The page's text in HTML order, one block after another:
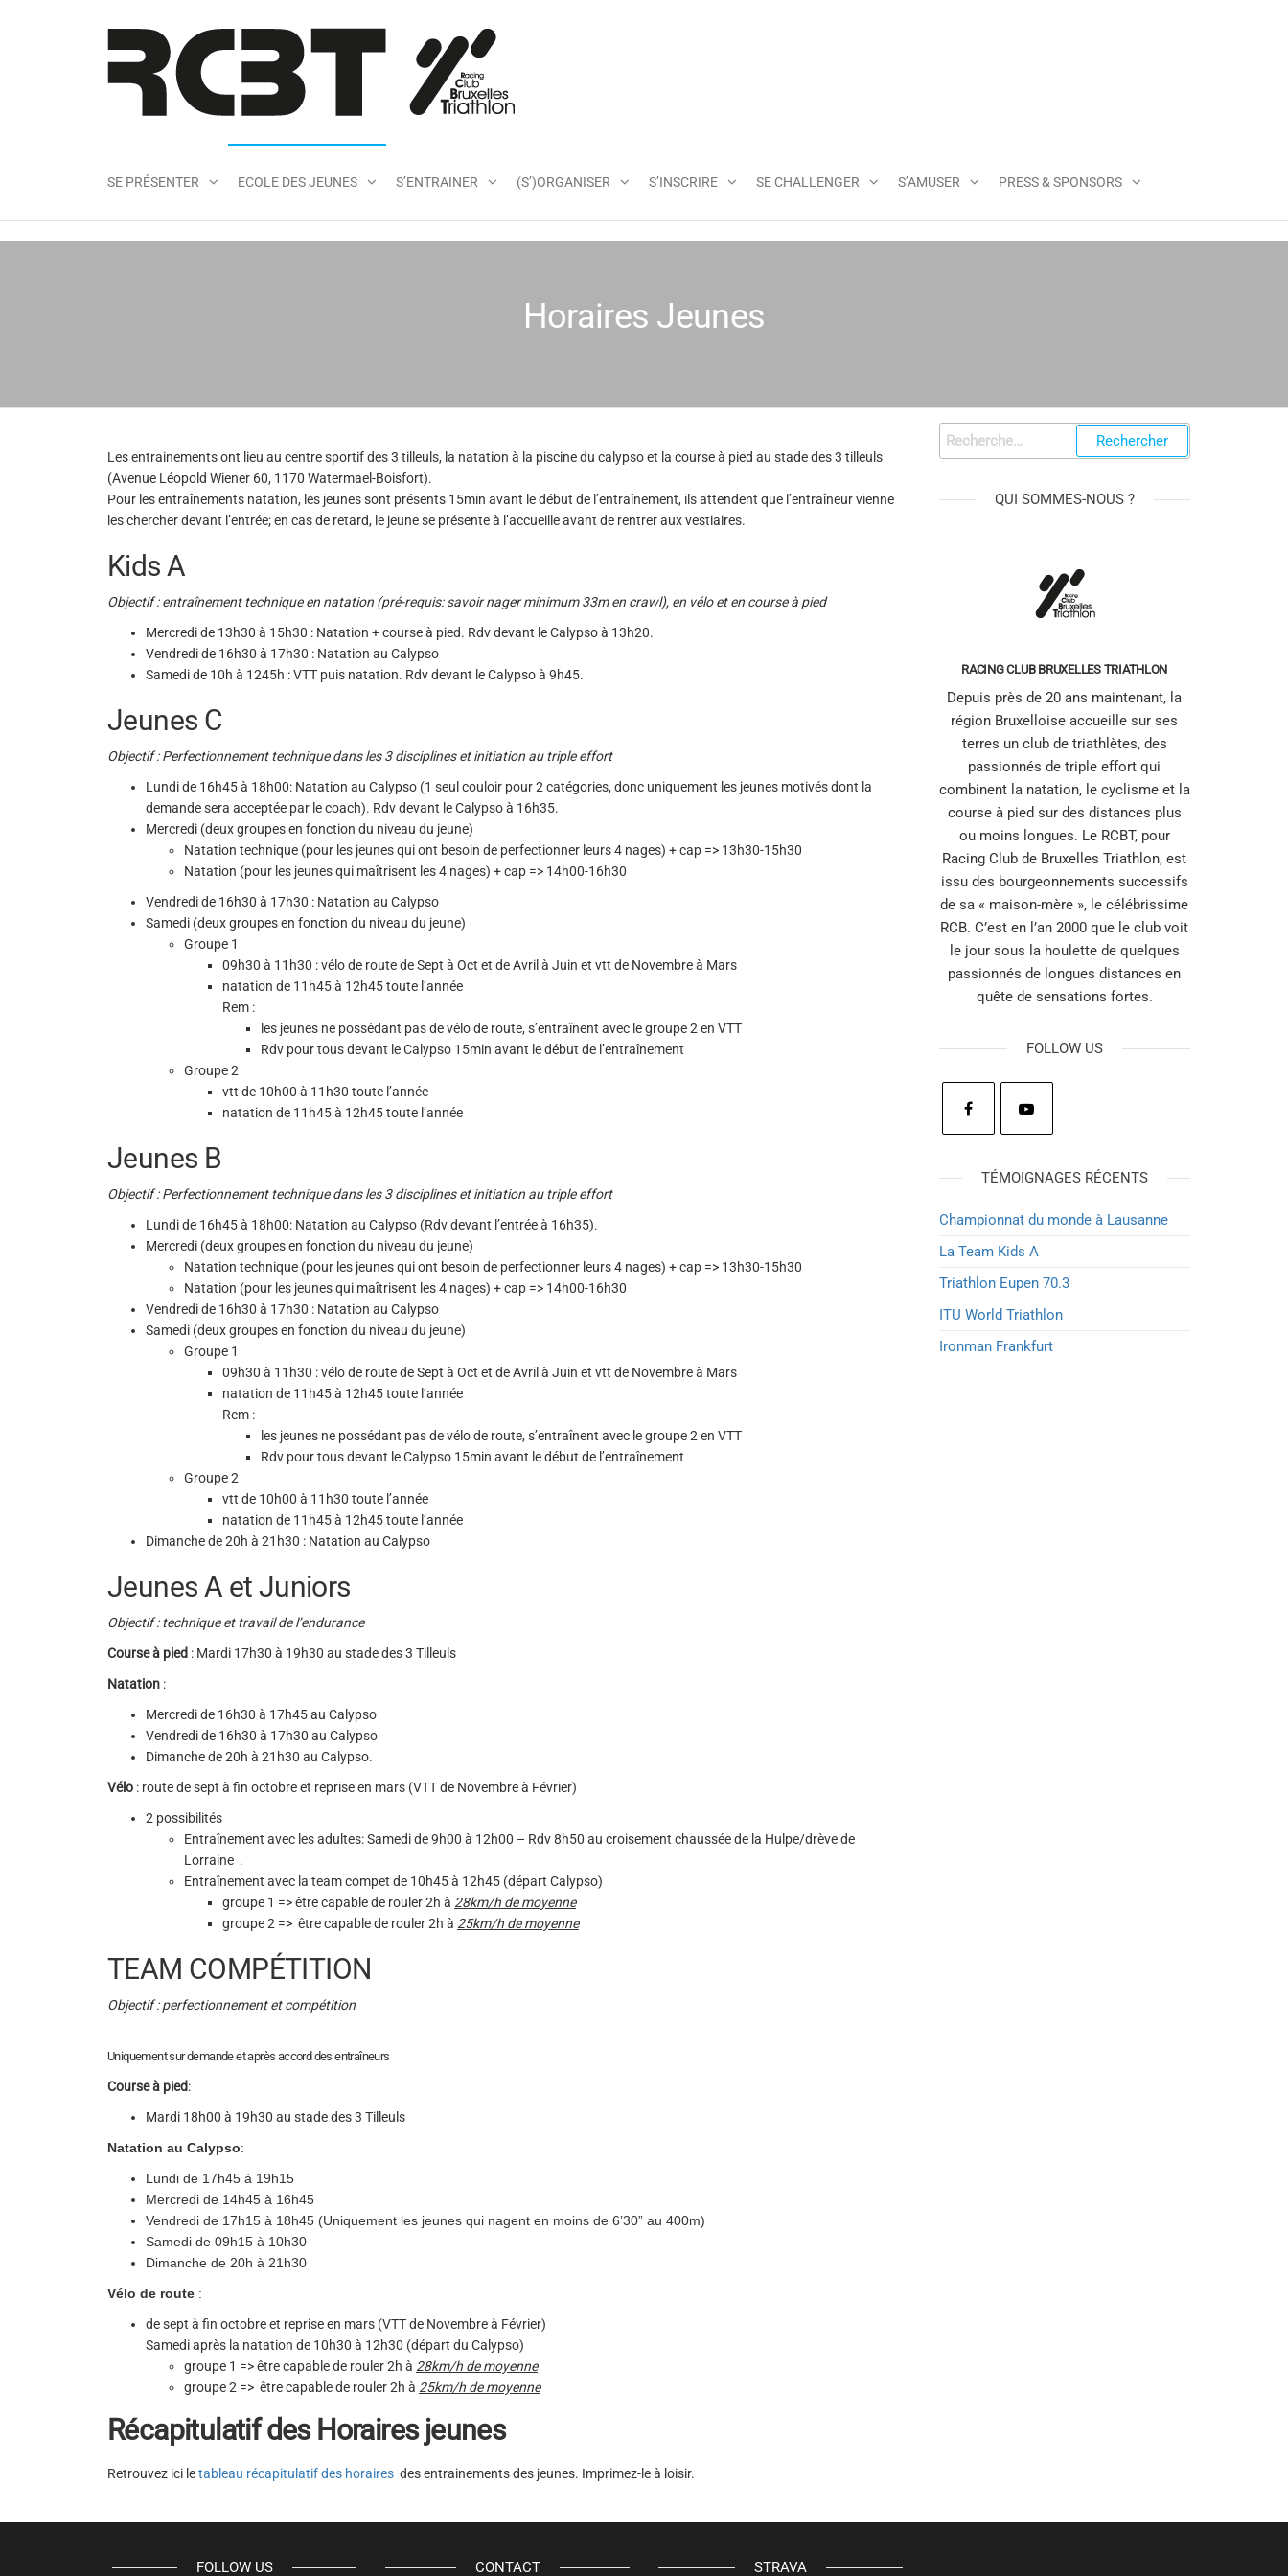
SE PRÉSENTER ECOLE DES JEUNES S’ENTRAINER (S’)ORGANISER S’INSCRIRE SE CHALLENGER S’AMUSER PRESS & SPONSORS
Horaires Jeunes
Les entrainements ont lieu au centre sportif des 3 tilleuls, la natation à la piscine du calypso et la course à pied au stade des 3 tilleuls
(Avenue Léopold Wiener 60, 1170 Watermael-Boisfort).
Pour les entraînements natation, les jeunes sont présents 15min avant le début de l’entraînement, ils attendent que l’entraîneur vienne
les chercher devant l’entrée; en cas de retard, le jeune se présente à l’accueille avant de rentrer aux vestiaires.
Kids A
Objectif : entraînement technique en natation (pré-requis: savoir nager minimum 33m en crawl), en vélo et en course à pied
Mercredi de 13h30 à 15h30 : Natation + course à pied. Rdv devant le Calypso à 13h20.
Vendredi de 16h30 à 17h30 : Natation au Calypso
Samedi de 10h à 1245h : VTT puis natation. Rdv devant le Calypso à 9h45.
Jeunes C
Objectif : Perfectionnement technique dans les 3 disciplines et initiation au triple effort
Lundi de 16h45 à 18h00: Natation au Calypso (1 seul couloir pour 2 catégories, donc uniquement les jeunes motivés dont la
demande sera acceptée par le coach). Rdv devant le Calypso à 16h35.
Mercredi (deux groupes en fonction du niveau du jeune)
Natation technique (pour les jeunes qui ont besoin de perfectionner leurs 4 nages) + cap => 13h30-15h30
Natation (pour les jeunes qui maîtrisent les 4 nages) + cap => 14h00-16h30
Vendredi de 16h30 à 17h30 : Natation au Calypso
Samedi (deux groupes en fonction du niveau du jeune)
Groupe 1
09h30 à 11h30 : vélo de route de Sept à Oct et de Avril à Juin et vtt de Novembre à Mars
natation de 11h45 à 12h45 toute l’année
Rem :
les jeunes ne possédant pas de vélo de route, s’entraînent avec le groupe 2 en VTT
Rdv pour tous devant le Calypso 15min avant le début de l’entraînement
Groupe 2
vtt de 10h00 à 11h30 toute l’année
natation de 11h45 à 12h45 toute l’année
Jeunes B
Objectif : Perfectionnement technique dans les 3 disciplines et initiation au triple effort
Lundi de 16h45 à 18h00: Natation au Calypso (Rdv devant l’entrée à 16h35).
Mercredi (deux groupes en fonction du niveau du jeune)
Natation technique (pour les jeunes qui ont besoin de perfectionner leurs 4 nages) + cap => 13h30-15h30
Natation (pour les jeunes qui maîtrisent les 4 nages) + cap => 14h00-16h30
Vendredi de 16h30 à 17h30 : Natation au Calypso
Samedi (deux groupes en fonction du niveau du jeune)
Groupe 1
09h30 à 11h30 : vélo de route de Sept à Oct et de Avril à Juin et vtt de Novembre à Mars
natation de 11h45 à 12h45 toute l’année
Rem :
les jeunes ne possédant pas de vélo de route, s’entraînent avec le groupe 2 en VTT
Rdv pour tous devant le Calypso 15min avant le début de l’entraînement
Groupe 2
vtt de 10h00 à 11h30 toute l’année
natation de 11h45 à 12h45 toute l’année
Dimanche de 20h à 21h30 : Natation au Calypso
Jeunes A et Juniors
Objectif : technique et travail de l’endurance
Course à pied : Mardi 17h30 à 19h30 au stade des 3 Tilleuls
Natation :
Mercredi de 16h30 à 17h45 au Calypso
Vendredi de 16h30 à 17h30 au Calypso
Dimanche de 20h à 21h30 au Calypso.
Vélo : route de sept à fin octobre et reprise en mars (VTT de Novembre à Février)
2 possibilités
Entraînement avec les adultes: Samedi de 9h00 à 12h00 – Rdv 8h50 au croisement chaussée de la Hulpe/drève de
Lorraine .
Entraînement avec la team compet de 10h45 à 12h45 (départ Calypso)
groupe 1 => être capable de rouler 2h à 28km/h de moyenne
groupe 2 => être capable de rouler 2h à 25km/h de moyenne
TEAM COMPÉTITION
Objectif : perfectionnement et compétition
Uniquement sur demande et après accord des entraîneurs
Course à pied:
Mardi 18h00 à 19h30 au stade des 3 Tilleuls
Natation au Calypso:
Lundi de 17h45 à 19h15
Mercredi de 14h45 à 16h45
Vendredi de 17h15 à 18h45 (Uniquement les jeunes qui nagent en moins de 6’30” au 400m)
Samedi de 09h15 à 10h30
Dimanche de 20h à 21h30
Vélo de route :
de sept à fin octobre et reprise en mars (VTT de Novembre à Février)
Samedi après la natation de 10h30 à 12h30 (départ du Calypso)
groupe 1 => être capable de rouler 2h à 28km/h de moyenne
groupe 2 => être capable de rouler 2h à 25km/h de moyenne
Récapitulatif des Horaires jeunes
Retrouvez ici letableau récapitulatif des horaires des entrainements des jeunes. Imprimez-le à loisir.
QUI SOMMES-NOUS ?
RACING CLUB BRUXELLES TRIATHLON
Depuis près de 20 ans maintenant, la
région Bruxelloise accueille sur ses
terres un club de triathlètes, des
passionnés de triple effort qui
combinent la natation, le cyclisme et la
course à pied sur des distances plus
ou moins longues. Le RCBT, pour
Racing Club de Bruxelles Triathlon, est
issu des bourgeonnements successifs
de sa « maison-mère », le célébrissime
RCB. C’est en l’an 2000 que le club voit
le jour sous la houlette de quelques
passionnés de longues distances en
quête de sensations fortes.
FOLLOW US
TÉMOIGNAGES RÉCENTS
Championnat du monde à Lausanne
La Team Kids A
Triathlon Eupen 70.3
ITU World Triathlon
Ironman Frankfurt
FOLLOW US CONTACT STRAVA